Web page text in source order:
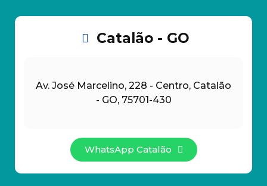
Catalão - GO
Av. José Marcelino, 228 - Centro, Catalão
- GO, 75701-430
WhatsApp Catalão